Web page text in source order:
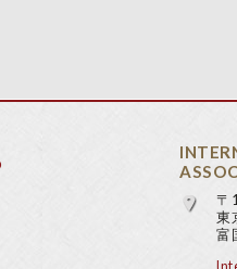
〒
東
富